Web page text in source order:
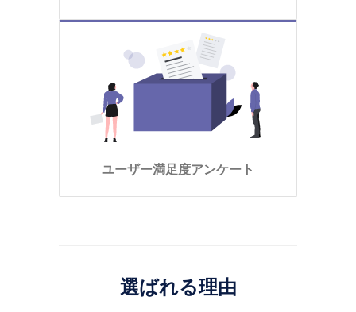
ユーザー満足度アンケート
選ばれる理由